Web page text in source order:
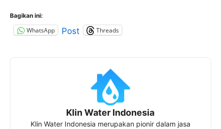
Bagikan ini:
WhatsApp Post Threads
Klin Water Indonesia
Klin Water Indonesia merupakan pionir dalam jasa